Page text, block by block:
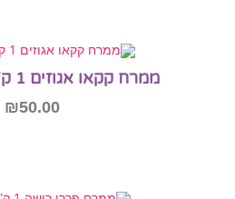
ממרח קקאו אגוזים 1 ק”ג בד”ץ עד”ח
₪50.00